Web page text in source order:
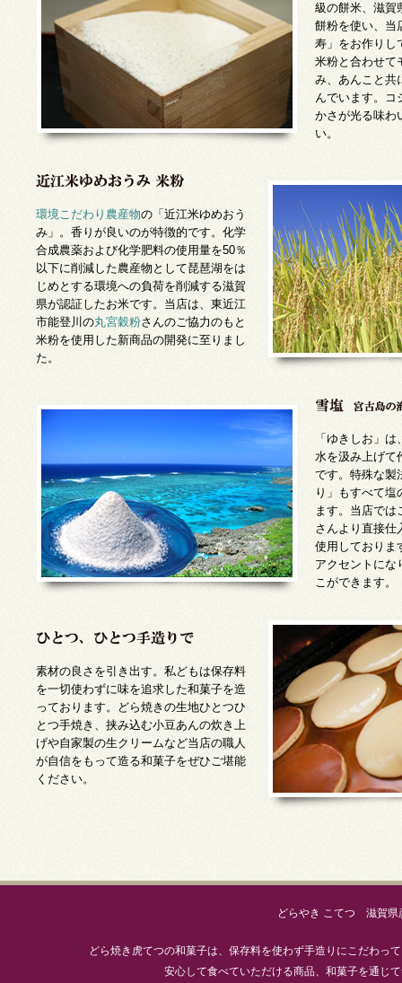
級の餅米、滋賀
餅粉を使い、当
寿」をお作りし
米粉と合わせて
み、あんこと共
んでいます。コ
かさが光る味わ
い。
環境こだわり農産物の「近江米ゆめおう
み」。香りが良いのが特徴的です。化学
合成農薬および化学肥料の使用量を50％
以下に削減した農産物として琵琶湖をは
じめとする環境への負荷を削減する滋賀
県が認証したお米です。当店は、東近江
市能登川の丸宮穀粉さんのご協力のもと
米粉を使用した新商品の開発に至りまし
た。
「ゆきしお」
水を汲み上げて
です。特殊な製
り」もすべて塩
ます。当店では
さんより直接仕
使用しておりま
アクセントにな
こができます。
素材の良さを引き出す。私どもは保存料
を一切使わずに味を追求した和菓子を造
っております。どら焼きの生地ひとつひ
とつ手焼き、挟み込む小豆あんの炊き上
げや自家製の生クリームなど当店の職人
が自信をもって造る和菓子をぜひご堪能
ください。
どらやき こてつ 滋賀
どら焼き虎てつの和菓子は、保存料を使わず手造りにこだわっ
安心して食べていただける商品、和菓子を通じ